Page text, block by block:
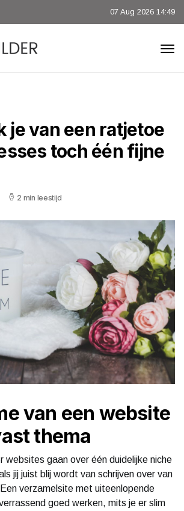
07 Aug 2026 14:49
je van een ratjetoe
toch één fijne
2 min leestijd
van een website
thema
websites gaan over één duidelijke niche
jij juist blij wordt van schrijven over van
verzamelsite met uiteenlopende
goed werken, mits je er slim